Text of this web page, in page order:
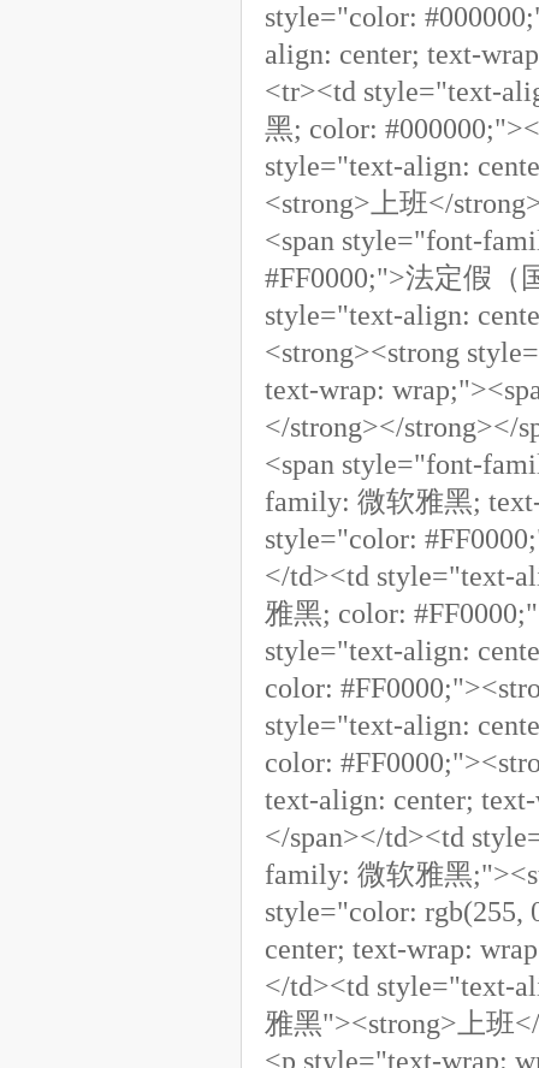
style="color:
align: center; text-
<tr><td style="text-
黑; color:
style="text-align:
<strong>上班</
<span style="font-
#FF0000;">法定假（
style="text-align:
<strong><strong
text-wrap:
</strong></strong></
<span style="font-
family: 微软雅黑;
style="color:
</td><td style="text-
雅黑; color:
style="text-align:
color:
style="text-align:
color:
text-align: center;
</span></td><td
family: 微软雅黑
style="color:
center; text-wrap:
</td><td style="text-
雅黑"><strong>上班
<p style="text-wrap: